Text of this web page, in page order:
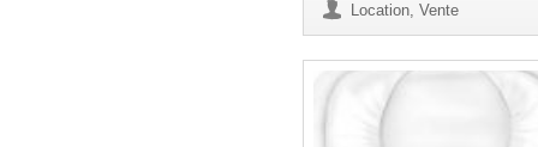
Location, Vente